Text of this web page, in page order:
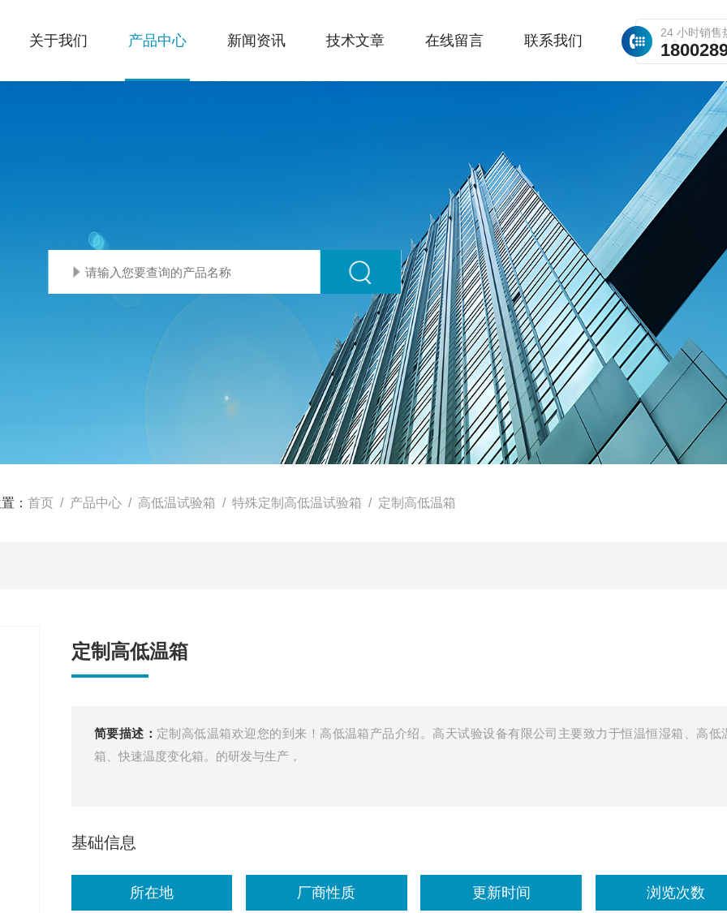
24 小时销售
关于我们 产品中心 新闻资讯 技术文章 在线留言 联系我们
： 首页 / 产品中心 / 高低温试验箱 / 特殊定制高低温试验箱 / 定制高低温箱
定制高低温箱
简要描述： 定制高低温箱欢迎您的到来！高低温箱产品介绍。高天试验设备有限公司主要致力于恒温恒湿箱、高低
箱、快速温度变化箱。的研发与生产，
基础信息
所在地 厂商性质 更新时间 浏览次数